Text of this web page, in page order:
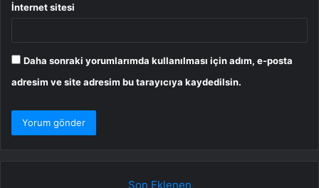
İnternet sitesi
Daha sonraki yorumlarımda kullanılması için adım, e-posta
adresim ve site adresim bu tarayıcıya kaydedilsin.
Son Eklenen